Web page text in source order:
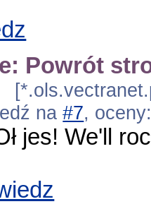
Powrót
na#7,
jes! We'll